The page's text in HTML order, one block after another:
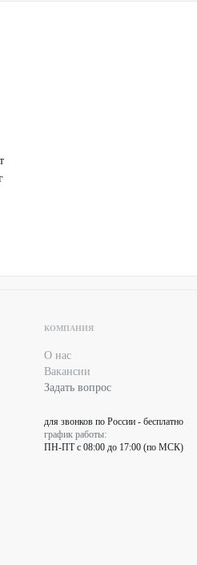
КОМПАНИЯ
О нас
Вакансии
Задать вопрос
для звонков по России - бесплатно
график работы:
ПН-ПТ с 08:00 до 17:00 (по МСК)